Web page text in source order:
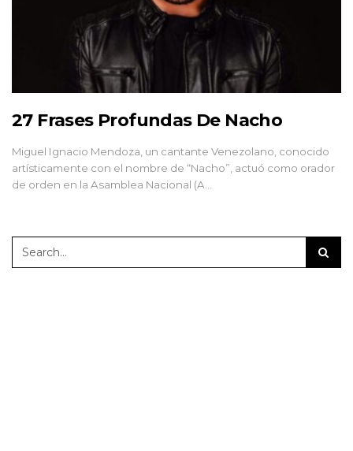
27 Frases Profundas De Nacho
Miguel Ignacio Mendoza, un cantante Venezolano, conocido
artísticamente con el nombre de “Nacho”, actuó como orador
de orden en la Asamblea Nacional (A…